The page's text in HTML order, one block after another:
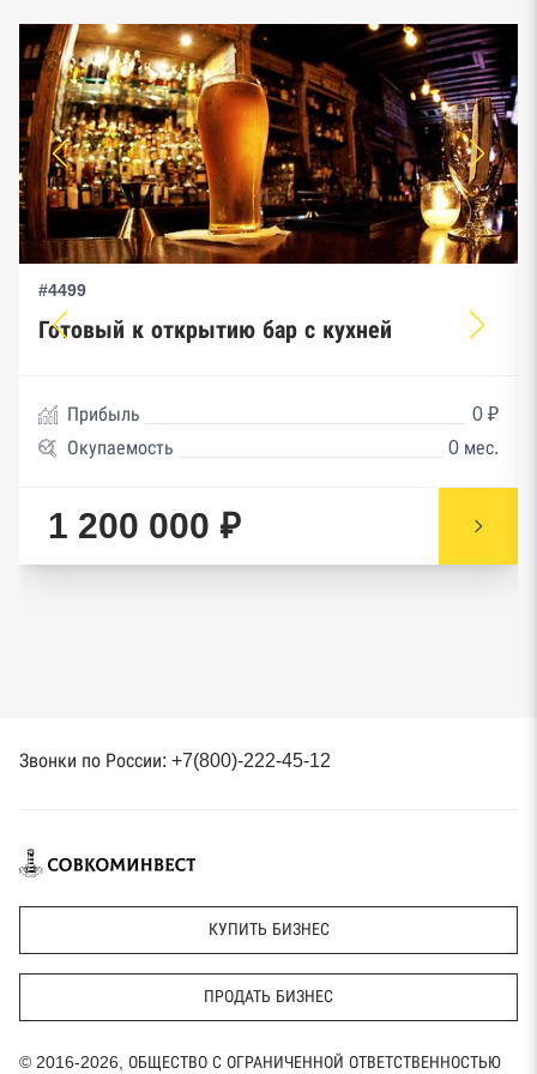
#4499
Готовый к открытию бар с кухней
Прибыль
0 ₽
Окупаемость
0 мес.
1 200 000 ₽
Звонки по России: +7(800)-222-45-12
КУПИТЬ БИЗНЕС
ПРОДАТЬ БИЗНЕС
© 2016-2026, ОБЩЕСТВО С ОГРАНИЧЕННОЙ ОТВЕТСТВЕННОСТЬЮ